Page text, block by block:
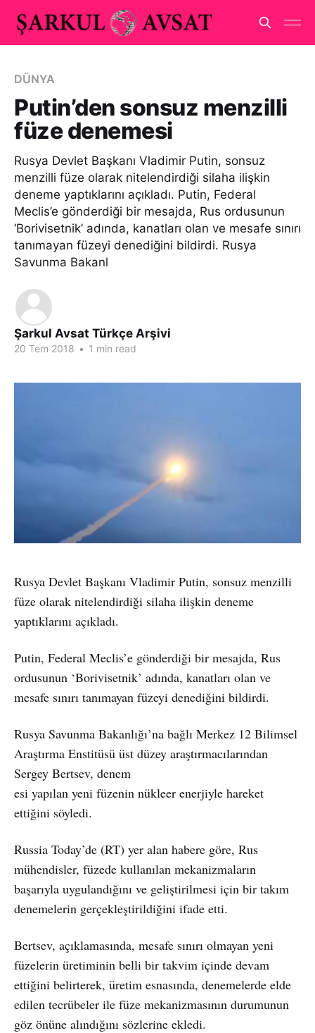
DÜNYA
Putin’den sonsuz menzilli
füze denemesi
Rusya Devlet Başkanı Vladimir Putin, sonsuz
menzilli füze olarak nitelendirdiği silaha ilişkin
deneme yaptıklarını açıkladı. Putin, Federal
Meclis’e gönderdiği bir mesajda, Rus ordusunun
‘Borivisetnik’ adında, kanatları olan ve mesafe sınırı
tanımayan füzeyi denediğini bildirdi. Rusya
Savunma Bakanl
Şarkul Avsat Türkçe Arşivi
20 Tem 2018 • 1 min read
Rusya Devlet Başkanı Vladimir Putin, sonsuz menzilli
füze olarak nitelendirdiği silaha ilişkin deneme
yaptıklarını açıkladı.
Putin, Federal Meclis’e gönderdiği bir mesajda, Rus
ordusunun ‘Borivisetnik’ adında, kanatları olan ve
mesafe sınırı tanımayan füzeyi denediğini bildirdi.
Rusya Savunma Bakanlığı’na bağlı Merkez 12 Bilimsel
Araştırma Enstitüsü üst düzey araştırmacılarından
Sergey Bertsev, denem
esi yapılan yeni füzenin nükleer enerjiyle hareket
ettiğini söyledi.
Russia Today’de (RT) yer alan habere göre, Rus
mühendisler, füzede kullanılan mekanizmaların
başarıyla uygulandığını ve geliştirilmesi için bir takım
denemelerin gerçekleştirildiğini ifade etti.
Bertsev, açıklamasında, mesafe sınırı olmayan yeni
füzelerin üretiminin belli bir takvim içinde devam
ettiğini belirterek, üretim esnasında, denemelerde elde
edilen tecrübeler ile füze mekanizmasının durumunun
göz önüne alındığını sözlerine ekledi.